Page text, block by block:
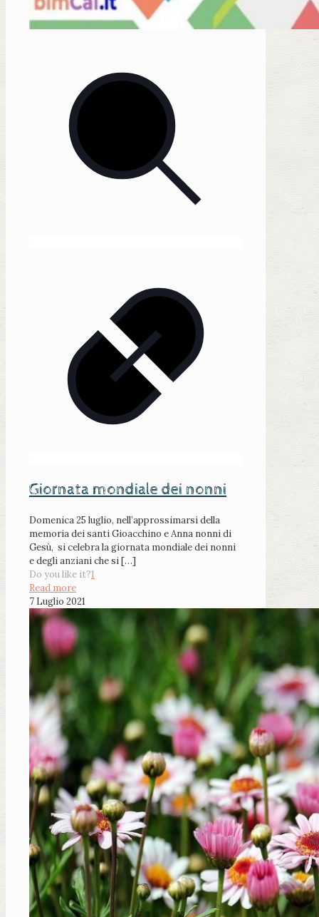
Giornata mondiale dei nonni
Domenica 25 luglio, nell’approssimarsi della
memoria dei santi Gioacchino e Anna nonni di
Gesù, si celebra la giornata mondiale dei nonni
e degli anziani che si[…]
Do you like it?1
Read more
7 Luglio 2021